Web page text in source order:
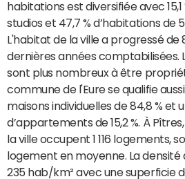
habitations est diversifiée avec 15,1
studios et 47,7 % d’habitations de
L'habitat de la ville a progressé de
dernières années comptabilisées.
sont plus nombreux à être
commune de l'Eure se qualifie
maisons individuelles de 84,8 % et
d’appartements de 15,2 %. À
la ville occupent 1 116 logements,
logement en moyenne. La
235 hab/km² avec une superficie